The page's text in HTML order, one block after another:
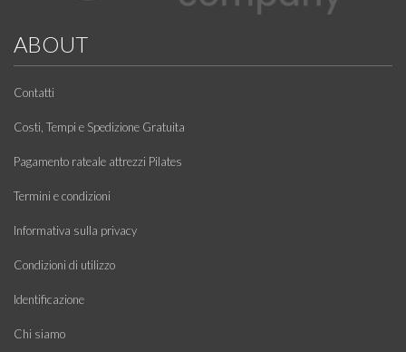
ABOUT
Contatti
Costi, Tempi e Spedizione Gratuita
Pagamento rateale attrezzi Pilates
Termini e condizioni
Informativa sulla privacy
Condizioni di utilizzo
Identificazione
Chi siamo